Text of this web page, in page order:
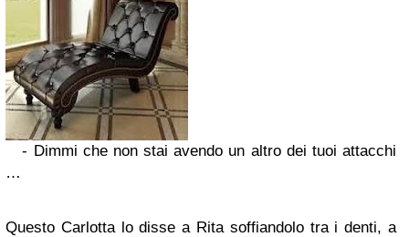
- Dimmi che non stai avendo un altro dei tuoi attacchi
…
Questo Carlotta lo disse a Rita soffiandolo tra i denti, a